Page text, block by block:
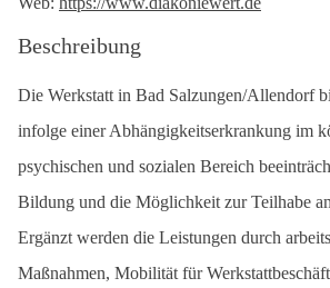
Beschreibung
Die Werkstatt in Bad Salzungen/Allendorf
infolge einer Abhängigkeitserkrankung im
psychischen und sozialen Bereich
Bildung und die Möglichkeit zur Teilhabe
Ergänzt werden die Leistungen durch
Maßnahmen, Mobilität für